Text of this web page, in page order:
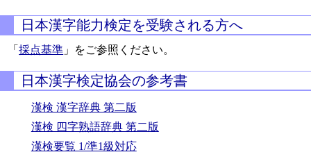
日本漢字能力検定を受験される方へ
「採点基準 」をご参照ください。
日本漢字検定協会の参考書
漢検 漢字辞典 第二版
漢検 四字熟語辞典 第二版
漢検要覧 1/準1級対応